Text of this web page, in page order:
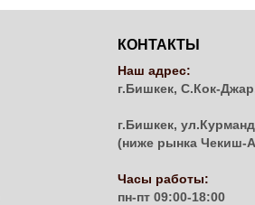
КОНТАКТЫ
Наш адрес:
г.Бишкек, С.Кок-
г.Бишкек,
(ниже рынка Чекиш-
Часы работы:
пн-пт 09:00-18:00